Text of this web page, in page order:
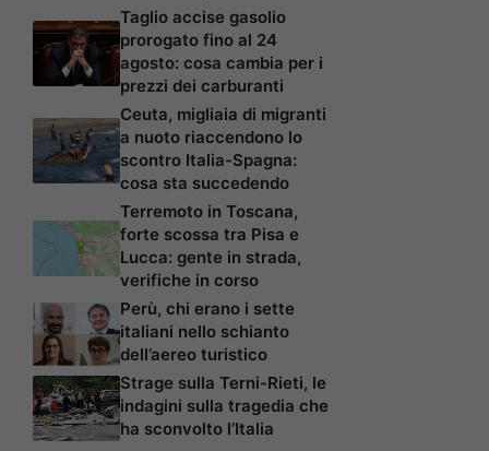
Taglio accise gasolio
prorogato fino al 24
agosto: cosa cambia per i
prezzi dei carburanti
Ceuta, migliaia di migranti
a nuoto riaccendono lo
scontro Italia-Spagna:
cosa sta succedendo
Terremoto in Toscana,
forte scossa tra Pisa e
Lucca: gente in strada,
verifiche in corso
Perù, chi erano i sette
italiani nello schianto
dell’aereo turistico
Strage sulla Terni-Rieti, le
indagini sulla tragedia che
ha sconvolto l’Italia